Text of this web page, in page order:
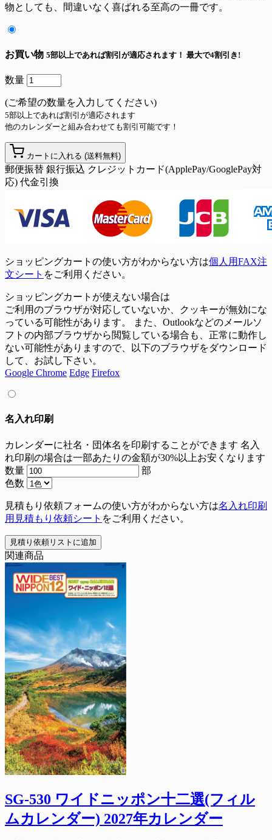
物としても、間違いなく喜ばれる至高の一冊です。
お買い物 5部以上であれば割引が適応されます！ 最大で4割引き!
数量
(ご希望の数量を入力してください)
5部以上であれば割引が適応されます
他のカレンダーと組み合わせても割引可能です！
カートに入れる (送料無料)
郵便振替 銀行振込 クレジットカード(ApplePay/GooglePay対
応) 代金引換
ショッピングカートの使い方がわからない方は個人用FAX注
文シート をご利用ください。
ショッピングカートが使えない場合は
ご利用のブラウザが対応していないか、クッキーが無効にな
っている可能性があります。 また、Outlookなどのメールソ
フトの内部ブラウザから閲覧している場合も、正常に動作し
ない可能性がありますので、以下のブラウザをダウンロード
して、お試し下さい。
Google Chrome Edge Firefox
名入れ印刷
カレンダーに社名・団体名を印刷することができます 名入
れ印刷の場合は一部あたりの金額が30%以上お安くなります
数量
部
色数
見積もり依頼フォームの使い方がわからない方は名入れ印刷
用見積もり依頼シート をご利用ください。
見積り依頼リストに追加
関連商品
SG-530 ワイドニッポン十二選(フィル
ムカレンダー) 2027年カレンダー